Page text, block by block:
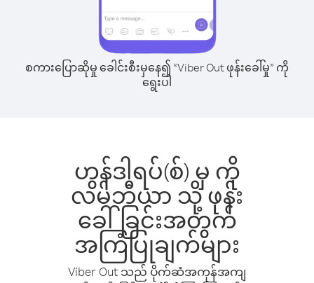
စကားပြောဆိုမှု ခေါင်းစီးမှနေ၍ “Viber Out ဖုန်းခေါ်မှု” ကို
ရွေးပါ
ဟွန်ဒါရပ်(စ်) မှ ကို
လမ်ဘီယာ သို့ ဖုန်း
ခေါ်ခြင်းအတွက်
အကြံပြုချက်များ
Viber Out သည် ပိုက်ဆံအကုန်အကျ